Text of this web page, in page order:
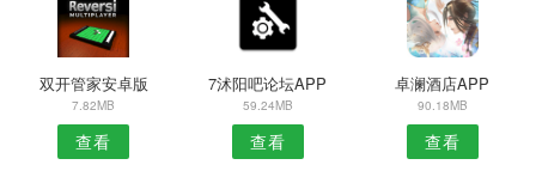
双开管家安卓版
7.82MB
查看
7沭阳吧论坛APP
59.24MB
查看
卓澜酒店APP
90.18MB
查看